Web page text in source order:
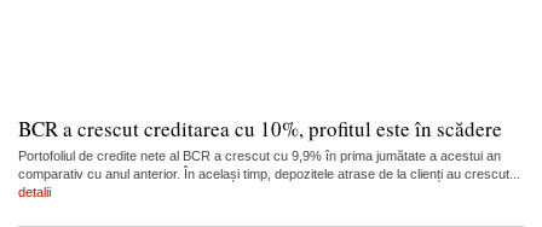
BCR a crescut creditarea cu 10%, profitul este în scădere
Portofoliul de credite nete al BCR a crescut cu 9,9% în prima jumătate a acestui an
comparativ cu anul anterior. În același timp, depozitele atrase de la clienți au crescut...
detalii